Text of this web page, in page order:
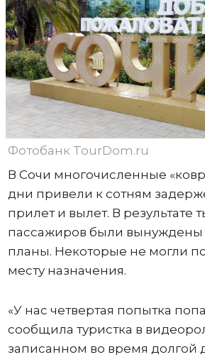
Фотобанк TourDom.ru
В Сочи многочисленные
дни привели к сотням
прилет и вылет. В результате
пассажиров были вынуждены
планы. Некоторые не могли
месту назначения.
«У нас четвертая попытка
сообщила туристка в
записанном во время долгой